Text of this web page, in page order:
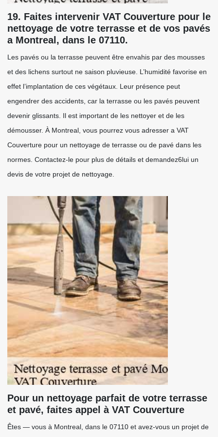
19. Faites intervenir VAT Couverture pour le
nettoyage de votre terrasse et de vos pavés
a Montreal, dans le 07110.
Les pavés ou la terrasse peuvent être envahis par des mousses
et des lichens surtout ne saison pluvieuse. L’humidité favorise en
effet l’implantation de ces végétaux. Leur présence peut
engendrer des accidents, car la terrasse ou les pavés peuvent
devenir glissants. Il est important de les nettoyer et de les
démousser. À Montreal, vous pourrez vous adresser a VAT
Couverture pour un nettoyage de terrasse ou de pavé dans les
normes. Contactez-le pour plus de détails et demandez6lui un
devis de votre projet de nettoyage.
Pour un nettoyage parfait de votre terrasse
et pavé, faites appel à VAT Couverture
Êtes — vous à Montreal, dans le 07110 et avez-vous un projet de